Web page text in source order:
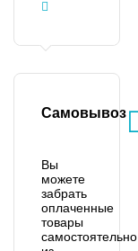
Самовывоз
Вы
можете
забрать
оплаченные
товары
самостоятельно